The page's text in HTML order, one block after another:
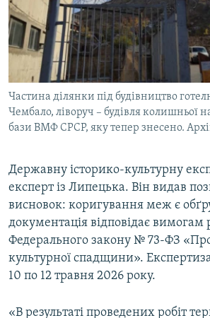
Частина ділянки під будівництво
Чембало, ліворуч – будівля колишньої
бази ВМФ СРСР, яку тепер знесено.
Державну історико-культурну
експерт із Липецька. Він видав
висновок: коригування меж є
документація відповідає вимогам
Федерального закону № 73-ФЗ
культурної спадщини».
10 по 12 травня 2026 року.
«В результаті проведених робіт